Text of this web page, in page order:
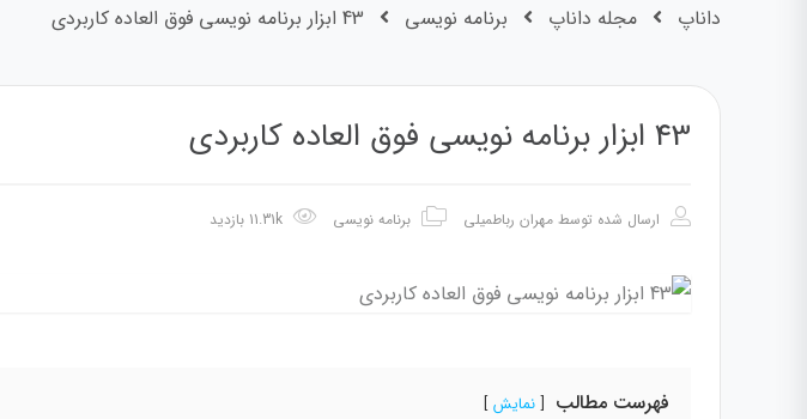
داناپ مجله داناپ برنامه نویسی 43 ابزار برنامه نویسی فوق العاده کاربردی
43 ابزار برنامه نویسی فوق العاده کاربردی
ارسال شده توسط مهران رباطمیلی برنامه نویسی
فهرست مطالب نمایش